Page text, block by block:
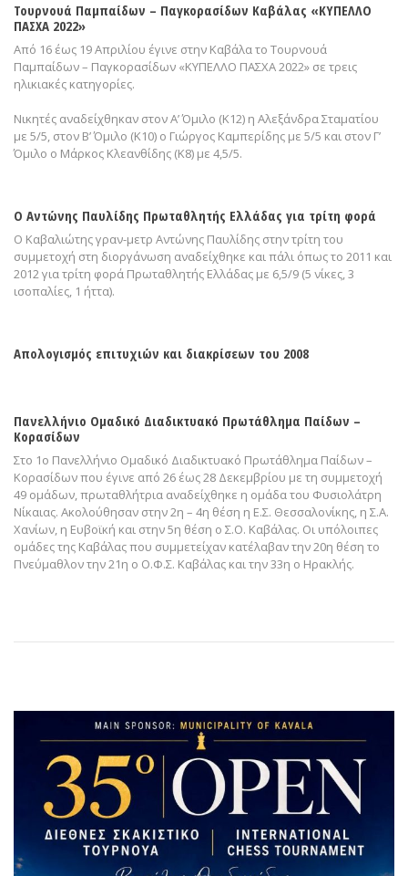
Τουρνουά Παμπαίδων – Παγκορασίδων Καβάλας «ΚΥΠΕΛΛΟ
ΠΑΣΧΑ 2022»
Από 16 έως 19 Απριλίου έγινε στην Καβάλα το Τουρνουά
Παμπαίδων – Παγκορασίδων «ΚΥΠΕΛΛΟ ΠΑΣΧΑ 2022» σε τρεις
ηλικιακές κατηγορίες.
Νικητές αναδείχθηκαν στον Α’ Όμιλο (Κ12) η Αλεξάνδρα Σταματίου
με 5/5, στον Β’ Όμιλο (Κ10) ο Γιώργος Καμπερίδης με 5/5 και στον Γ’
Όμιλο ο Μάρκος Κλεανθίδης (Κ8) με 4,5/5.
Ο Αντώνης Παυλίδης Πρωταθλητής Ελλάδας για τρίτη φορά
Ο Καβαλιώτης γραν-μετρ Αντώνης Παυλίδης στην τρίτη του
συμμετοχή στη διοργάνωση αναδείχθηκε και πάλι όπως το 2011 και
2012 για τρίτη φορά Πρωταθλητής Ελλάδας με 6,5/9 (5 νίκες, 3
ισοπαλίες, 1 ήττα).
Απολογισμός επιτυχιών και διακρίσεων του 2008
Πανελλήνιο Ομαδικό Διαδικτυακό Πρωτάθλημα Παίδων –
Κορασίδων
Στο 1ο Πανελλήνιο Ομαδικό Διαδικτυακό Πρωτάθλημα Παίδων –
Κορασίδων που έγινε από 26 έως 28 Δεκεμβρίου με τη συμμετοχή
49 ομάδων, πρωταθλήτρια αναδείχθηκε η ομάδα του Φυσιολάτρη
Νίκαιας. Ακολούθησαν στην 2η – 4η θέση η Ε.Σ. Θεσσαλονίκης, η Σ.Α.
Χανίων, η Ευβοϊκή και στην 5η θέση ο Σ.Ο. Καβάλας. Οι υπόλοιπες
ομάδες της Καβάλας που συμμετείχαν κατέλαβαν την 20η θέση το
Πνεύμαθλον την 21η ο Ο.Φ.Σ. Καβάλας και την 33η ο Ηρακλής.